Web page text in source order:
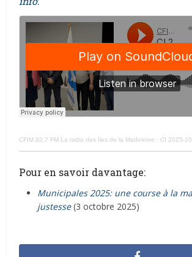
CFIM 92,7 FM La radio des Iles de la Madeleine · CI 2025-10-15 – Municipales
Pour en savoir davantage:
Municipales 2025: une course à la
justesse(3 octobre 2025)